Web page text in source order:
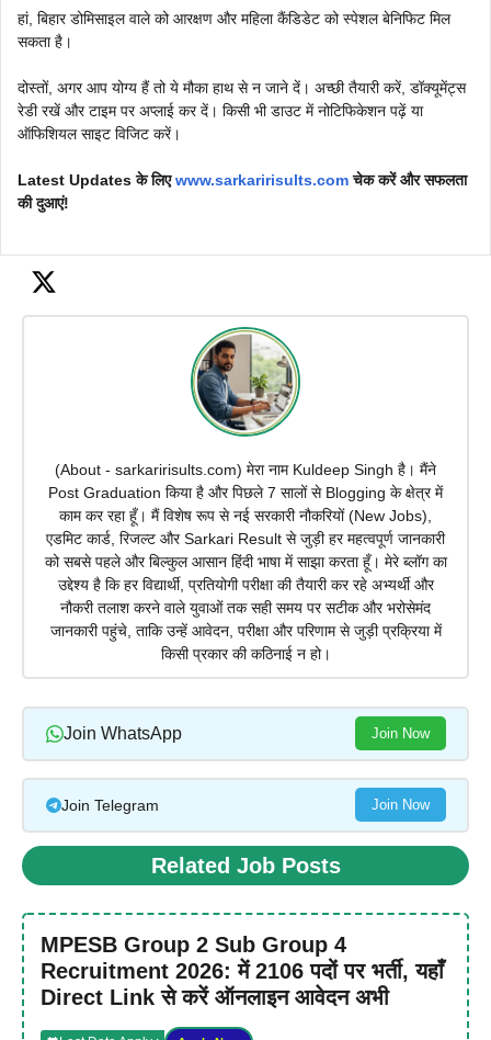
हां, बिहार डोमिसाइल वाले को आरक्षण और महिला कैंडिडेट को स्पेशल बेनिफिट मिल
सकता है।
दोस्तों, अगर आप योग्य हैं तो ये मौका हाथ से न जाने दें। अच्छी तैयारी करें, डॉक्यूमेंट्स
रेडी रखें और टाइम पर अप्लाई कर दें। किसी भी डाउट में नोटिफिकेशन पढ़ें या
ऑफिशियल साइट विजिट करें।
Latest Updates के लिएwww.sarkaririsults.comचेक करें और सफलता
की दुआएं!
(About - sarkaririsults.com) मेरा नाम Kuldeep Singh है। मैंने
Post Graduation किया है और पिछले 7 सालों से Blogging के क्षेत्र में
काम कर रहा हूँ। मैं विशेष रूप से नई सरकारी नौकरियों (New Jobs),
एडमिट कार्ड, रिजल्ट और Sarkari Result से जुड़ी हर महत्वपूर्ण जानकारी
को सबसे पहले और बिल्कुल आसान हिंदी भाषा में साझा करता हूँ। मेरे ब्लॉग का
उद्देश्य है कि हर विद्यार्थी, प्रतियोगी परीक्षा की तैयारी कर रहे अभ्यर्थी और
नौकरी तलाश करने वाले युवाओं तक सही समय पर सटीक और भरोसेमंद
जानकारी पहुंचे, ताकि उन्हें आवेदन, परीक्षा और परिणाम से जुड़ी प्रक्रिया में
किसी प्रकार की कठिनाई न हो।
Join WhatsApp Join Now
Join Telegram Join Now
Related Job Posts
MPESB Group 2 Sub Group 4
Recruitment 2026: में 2106 पदों पर भर्ती, यहाँ
Direct Link से करें ऑनलाइन आवेदन अभी